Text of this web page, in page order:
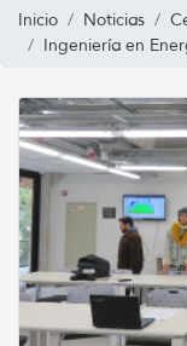
Inicio Noticias
Ingeniería en